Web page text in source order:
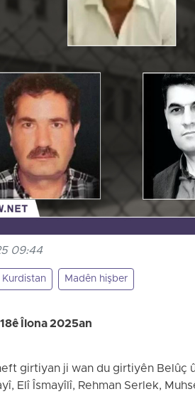
09:44
Kurdistan Madên hişber
Îlona 2025an
girtiyan ji wan du girtiyên Belûç
Elî Îsmayîlî, Rehman Serlek,